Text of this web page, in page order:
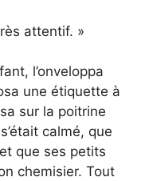
attentif. »
l’onveloppa
une étiquette à
sur la poitrine
calmé, que
que ses petits
chemisier. Tout